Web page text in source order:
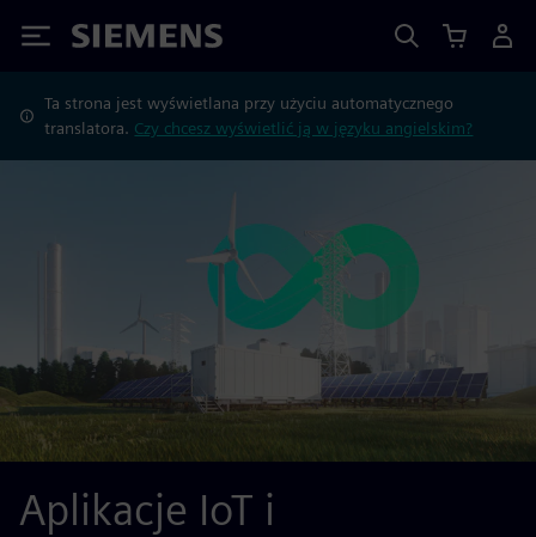
Siemens
Ta strona jest wyświetlana przy użyciu automatycznego
translatora. Czy chcesz wyświetlić ją w języku angielskim?
Aplikacje IoT i